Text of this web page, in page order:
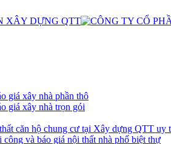
giá xây nhà phần thô
giá xây nhà trọn gói
căn hộ chung cư tại Xây dựng QTT uy
và báo giá nội thất nhà phố biệt thự